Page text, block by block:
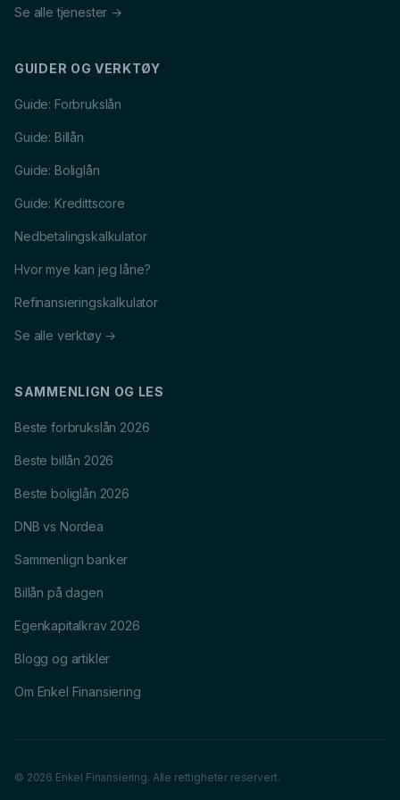
Se alle tjenester →
GUIDER OG VERKTØY
Guide: Forbrukslån
Guide: Billån
Guide: Boliglån
Guide: Kredittscore
Nedbetalingskalkulator
Hvor mye kan jeg låne?
Refinansieringskalkulator
Se alle verktøy →
SAMMENLIGN OG LES
Beste forbrukslån 2026
Beste billån 2026
Beste boliglån 2026
DNB vs Nordea
Sammenlign banker
Billån på dagen
Egenkapitalkrav 2026
Blogg og artikler
Om Enkel Finansiering
© 2026 Enkel Finansiering. Alle rettigheter reservert.